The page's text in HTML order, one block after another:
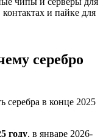
и пайке для
серебро
серебра в конце 2025
году, в январе 2026-